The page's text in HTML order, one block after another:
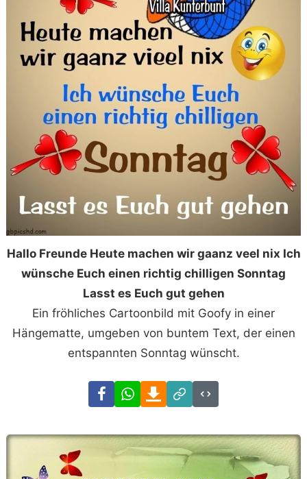
Hallo Freunde Heute machen wir gaanz veel nix Ich
wünsche Euch einen richtig chilligen Sonntag
Lasst es Euch gut gehen
Ein fröhliches Cartoonbild mit Goofy in einer
Hängematte, umgeben von buntem Text, der einen
entspannten Sonntag wünscht.
FacebookWhatsAppDownload
Link
Code